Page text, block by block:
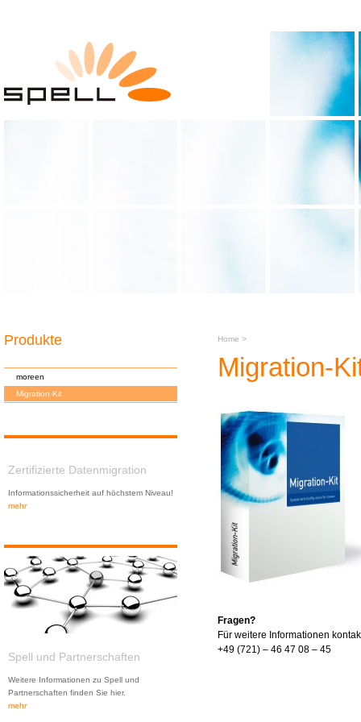
Produkte
moreen
Migration-Kit
Zertifizierte Datenmigration
Informationssicherheit auf höchstem Niveau!
mehr
Spell und Partnerschaften
Weitere Informationen zu Spell und
Partnerschaften finden Sie hier.
mehr
Home >
Migration-
Fragen?
Für weitere Informationen
+49 (721) – 46 47 08 – 45